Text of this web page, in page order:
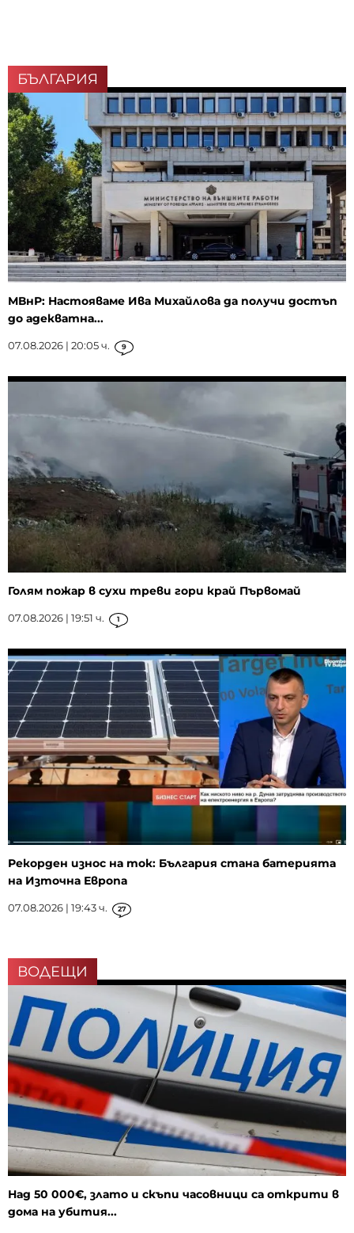
БЪЛГАРИЯ
МВнР: Настояваме Ива Михайлова да получи достъп
до адекватна...
07.08.2026 | 20:05 ч. 9
Голям пожар в сухи треви гори край Първомай
07.08.2026 | 19:51 ч. 1
Рекорден износ на ток: България стана батерията
на Източна Европа
07.08.2026 | 19:43 ч. 27
ВОДЕЩИ
Над 50 000€, злато и скъпи часовници са открити в
дома на убития...